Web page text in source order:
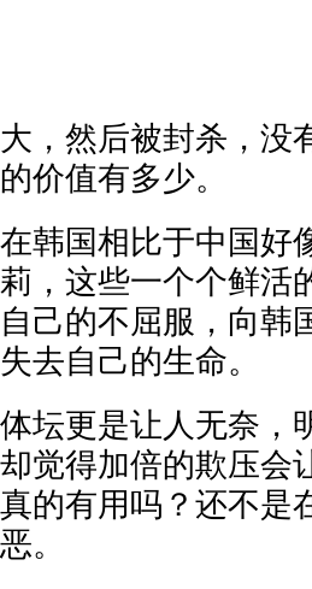
大，然后被封杀，没
的价值有多少。
在韩国相比于中国好
莉，这些一个个鲜活
自己的不屈服，向韩
失去自己的生命。
体坛更是让人无奈，
却觉得加倍的欺压会
真的有用吗？还不是
恶。